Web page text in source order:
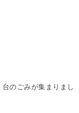
のごみが集まりまし